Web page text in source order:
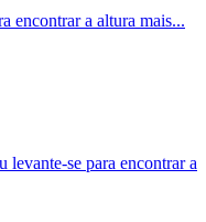
encontrar a altura mais...
se para encontrar a